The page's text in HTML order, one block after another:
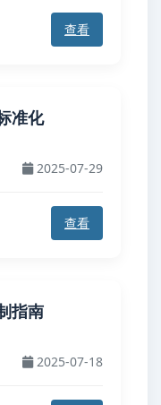
查看
准化
2025-07-29
查看
指南
2025-07-18